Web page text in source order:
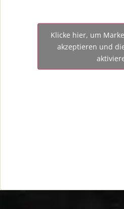
Klicke hier, um
akzeptieren und